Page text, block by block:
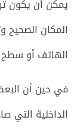
يمكن أن يكون
المكان الصحيح
الهاتف أو سطح
في حين أن
الداخلية التي